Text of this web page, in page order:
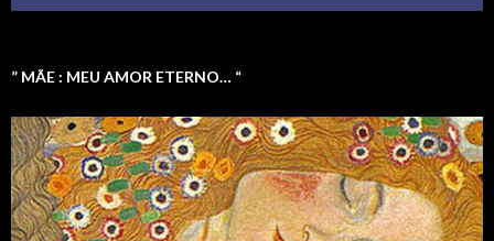
” MÃE : MEU AMOR ETERNO… “